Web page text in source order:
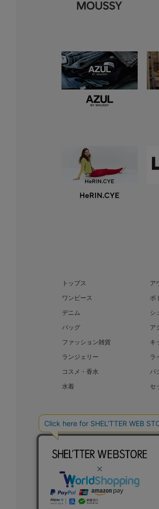
トップス
ア
ワンピース
ボ
デニム
シ
バッグ
ア
ファッション雑貨
キ
ランジェリー
ラ
コスメ・香水
パ
水着
セ
BAROQUE JAPAN LIMITED
COPYRIGHT © BAROQUE JAPAN